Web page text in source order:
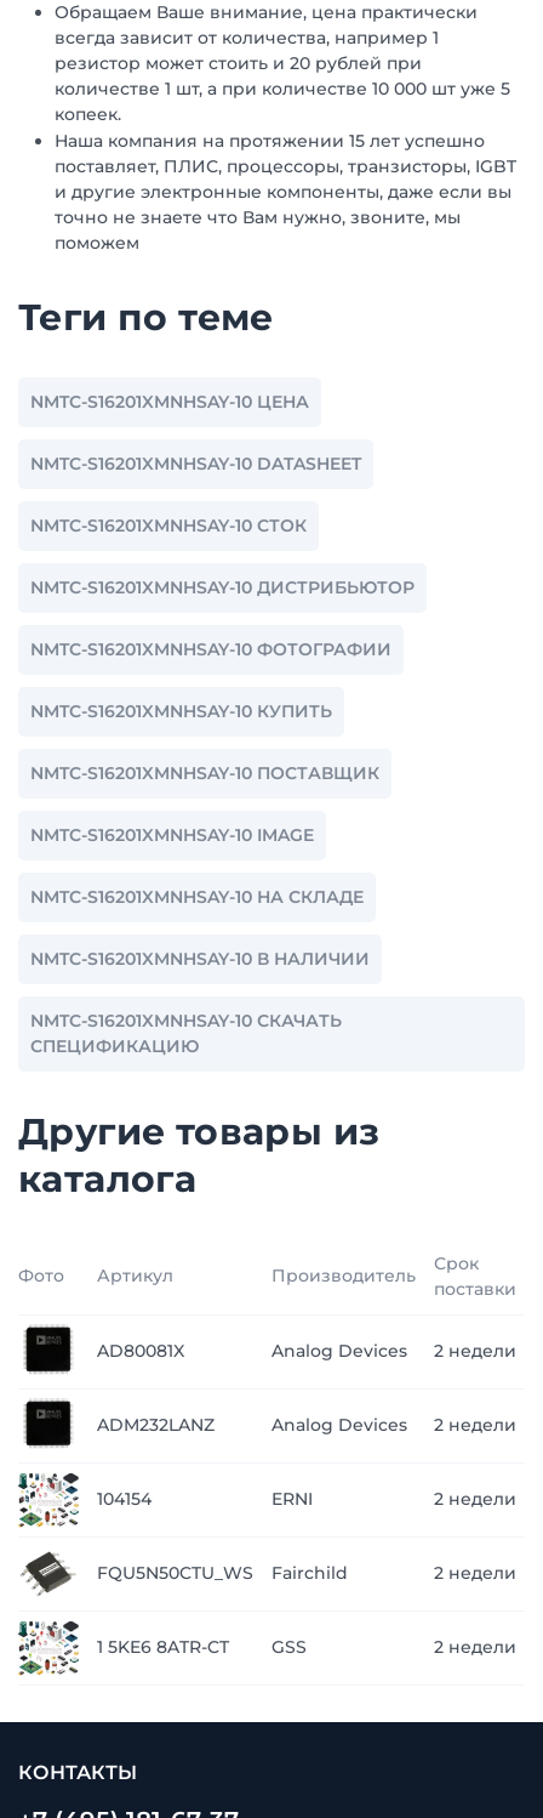
Обращаем Ваше внимание, цена практически
всегда зависит от количества, например 1
резистор может стоить и 20 рублей при
количестве 1 шт, а при количестве 10 000 шт уже 5
копеек.
Наша компания на протяжении 15 лет успешно
поставляет, ПЛИС, процессоры, транзисторы, IGBT
и другие электронные компоненты, даже если вы
точно не знаете что Вам нужно, звоните, мы
поможем
Теги по теме
NMTC-S16201XMNHSAY-10 ЦЕНА
NMTC-S16201XMNHSAY-10 DATASHEET
NMTC-S16201XMNHSAY-10 СТОК
NMTC-S16201XMNHSAY-10 ДИСТРИБЬЮТОР
NMTC-S16201XMNHSAY-10 ФОТОГРАФИИ
NMTC-S16201XMNHSAY-10 КУПИТЬ
NMTC-S16201XMNHSAY-10 ПОСТАВЩИК
NMTC-S16201XMNHSAY-10 IMAGE
NMTC-S16201XMNHSAY-10 НА СКЛАДЕ
NMTC-S16201XMNHSAY-10 В НАЛИЧИИ
NMTC-S16201XMNHSAY-10 СКАЧАТЬ
СПЕЦИФИКАЦИЮ
Другие товары из
каталога
Фото Артикул Производитель
Срок
поставки
AD80081X Analog Devices 2 недели
ADM232LANZ Analog Devices 2 недели
104154 ERNI 2 недели
FQU5N50CTU_WS Fairchild 2 недели
1 5KE6 8ATR-CT GSS 2 недели
КОНТАКТЫ